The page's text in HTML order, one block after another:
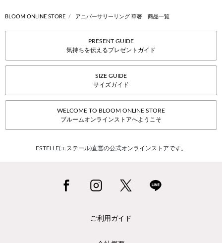
BLOOM ONLINE STORE アニバーサリーリング 華奢 商品一覧
PRESENT GUIDE
気持ちを伝えるプレゼントガイド
SIZE GUIDE
サイズガイド
WELCOME TO BLOOM ONLINE STORE
ブルームオンラインストアへようこそ
ESTELLE(エステール)直営の公式オンラインストアです。
ご利用ガイド